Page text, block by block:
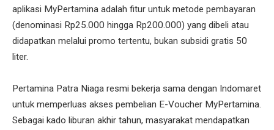
aplikasi MyPertamina adalah fitur untuk metode pembayaran
(denominasi Rp25.000 hingga Rp200.000) yang dibeli atau
didapatkan melalui promo tertentu, bukan subsidi gratis 50
liter.
Pertamina Patra Niaga resmi bekerja sama dengan Indomaret
untuk memperluas akses pembelian E-Voucher MyPertamina.
Sebagai kado liburan akhir tahun, masyarakat mendapatkan